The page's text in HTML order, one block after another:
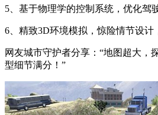
5、基于物理学的控制系统，优化驾
6、精致3D环境模拟，惊险情节设计
网友城市守护者分享：“地图超大，
型细节满分！”